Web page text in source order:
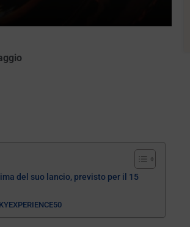
del suo lancio, previsto per il 15